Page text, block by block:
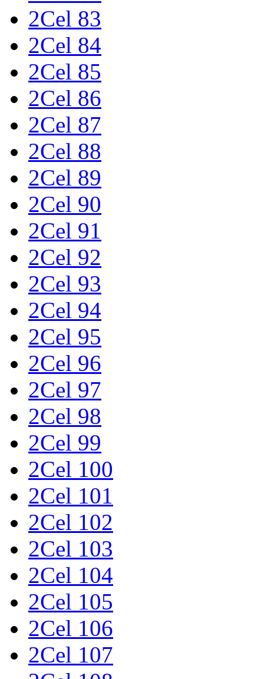
2Cel 83
2Cel 84
2Cel 85
2Cel 86
2Cel 87
2Cel 88
2Cel 89
2Cel 90
2Cel 91
2Cel 92
2Cel 93
2Cel 94
2Cel 95
2Cel 96
2Cel 97
2Cel 98
2Cel 99
2Cel 100
2Cel 101
2Cel 102
2Cel 103
2Cel 104
2Cel 105
2Cel 106
2Cel 107